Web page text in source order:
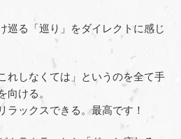
巡る「巡り」をダイレクトに感じ
れしなくては」というのを全て手
向ける。
ラックスできる。最高です！